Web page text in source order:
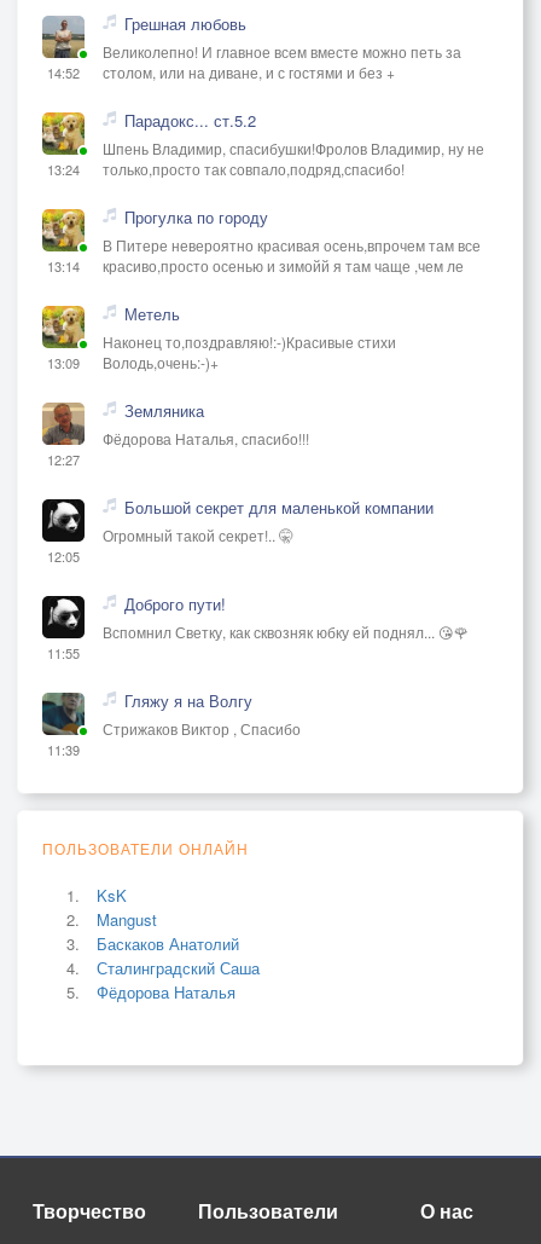
14:52
Грешная любовь
Великолепно! И главное всем вместе можно петь за
столом, или на диване, и с гостями и без +
13:24
Парадокс... ст.5.2
Шпень Владимир, спасибушки!Фролов Владимир, ну не
только,просто так совпало,подряд,спасибо!
13:14
Прогулка по городу
В Питере невероятно красивая осень,впрочем там все
красиво,просто осенью и зимойй я там чаще ,чем ле
13:09
Метель
Наконец то,поздравляю!:-)Красивые стихи
Володь,очень:-)+
12:27
Земляника
Фёдорова Наталья, спасибо!!!
12:05
Большой секрет для маленькой компании
Огромный такой секрет!.. 🤫
11:55
Доброго пути!
Вспомнил Светку, как сквозняк юбку ей поднял... 😘🌹
11:39
Гляжу я на Волгу
Стрижаков Виктор , Спасибо
ПОЛЬЗОВАТЕЛИ ОНЛАЙН
KsK
Mangust
Баскаков Анатолий
Сталинградский Саша
Фёдорова Наталья
Творчество Пользователи О нас